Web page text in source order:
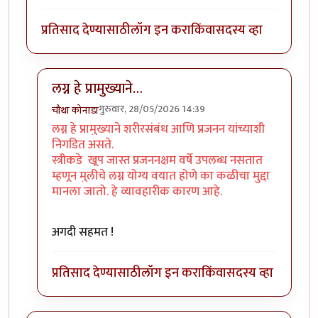
प्रतिसाद देण्यासाठीलॉग इन कराकिंवासदस्य व्हा
लग्न हे प्रामुख्याने…
चौथा कोनाडागुरुवार, 28/05/2026 14:39
In reply toग्न करणाऱ्या स्त्री/पुरुष…byअप्पा जोगळेकर
लग्न हे प्रामुख्याने शरीरसंबंध आणि प्रजनन यांच्याशी
निगडित असते.
स्त्रीकडे खूप जास्त प्रजननक्षम वर्षे उपलब्ध नसतात
म्हणून मुलीचे लग्न योग्य वयात होणे का कळीचा मुद्दा
मानला जातो. हे व्यावहारीक कारण आहे.
अगदी सहमत !
प्रतिसाद देण्यासाठीलॉग इन कराकिंवासदस्य व्हा